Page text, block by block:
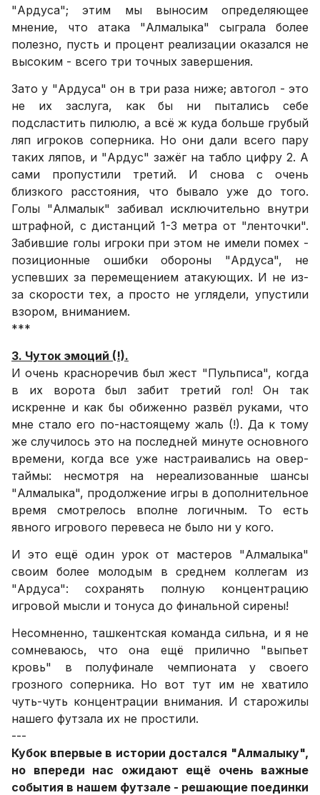
"Ардуса"; этим мы выносим определяющее
мнение, что атака "Алмалыка" сыграла более
полезно, пусть и процент реализации оказался не
высоким - всего три точных завершения.
Зато у "Ардуса" он в три раза ниже; автогол - это
не их заслуга, как бы ни пытались себе
подсластить пилюлю, а всё ж куда больше грубый
ляп игроков соперника. Но они дали всего пару
таких ляпов, и "Ардус" зажёг на табло цифру 2. А
сами пропустили третий. И снова с очень
близкого расстояния, что бывало уже до того.
Голы "Алмалык" забивал исключительно внутри
штрафной, с дистанций 1-3 метра от "ленточки".
Забившие голы игроки при этом не имели помех -
позиционные ошибки обороны "Ардуса", не
успевших за перемещением атакующих. И не из-
за скорости тех, а просто не углядели, упустили
взором, вниманием.
***
3. Чуток эмоций (!).
И очень красноречив был жест "Пульписа", когда
в их ворота был забит третий гол! Он так
искренне и как бы обиженно развёл руками, что
мне стало его по-настоящему жаль (!). Да к тому
же случилось это на последней минуте основного
времени, когда все уже настраивались на овер-
таймы: несмотря на нереализованные шансы
"Алмалыка", продолжение игры в дополнительное
время смотрелось вполне логичным. То есть
явного игрового перевеса не было ни у кого.
И это ещё один урок от мастеров "Алмалыка"
своим более молодым в среднем коллегам из
"Ардуса": сохранять полную концентрацию
игровой мысли и тонуса до финальной сирены!
Несомненно, ташкентская команда сильна, и я не
сомневаюсь, что она ещё прилично "выпьет
кровь" в полуфинале чемпионата у своего
грозного соперника. Но вот тут им не хватило
чуть-чуть концентрации внимания. И старожилы
нашего футзала их не простили.
---
Кубок впервые в истории достался "Алмалыку",
но впереди нас ожидают ещё очень важные
события в нашем футзале - решающие поединки